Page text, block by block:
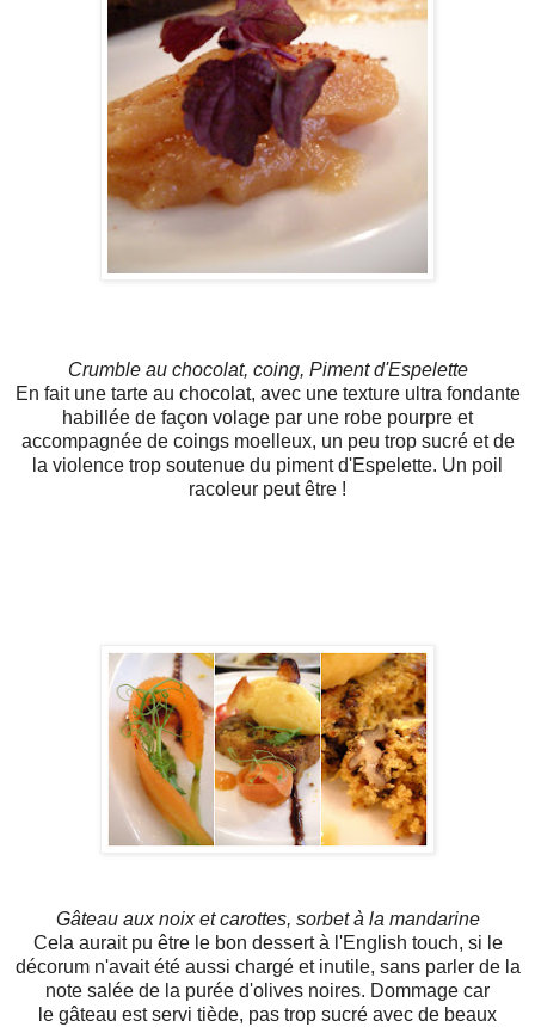
Crumble au chocolat, coing, Piment d'Espelette
En fait une tarte au chocolat, avec une texture ultra fondante
habillée de façon volage par une robe pourpre et
accompagnée de coings moelleux, un peu trop sucré et de
la violence trop soutenue du piment d'Espelette. Un poil
racoleur peutêtre !
Gâteauaux noix et carottes, sorbet à la mandarine
Cela aurait pu être le bon dessert à l'English touch, si le
décorum n'avait été aussi chargé et inutile, sans parler de la
note salée de la purée d'olives noires. Dommage car
le gâteau est servi tiède, pas trop sucré avec de beaux